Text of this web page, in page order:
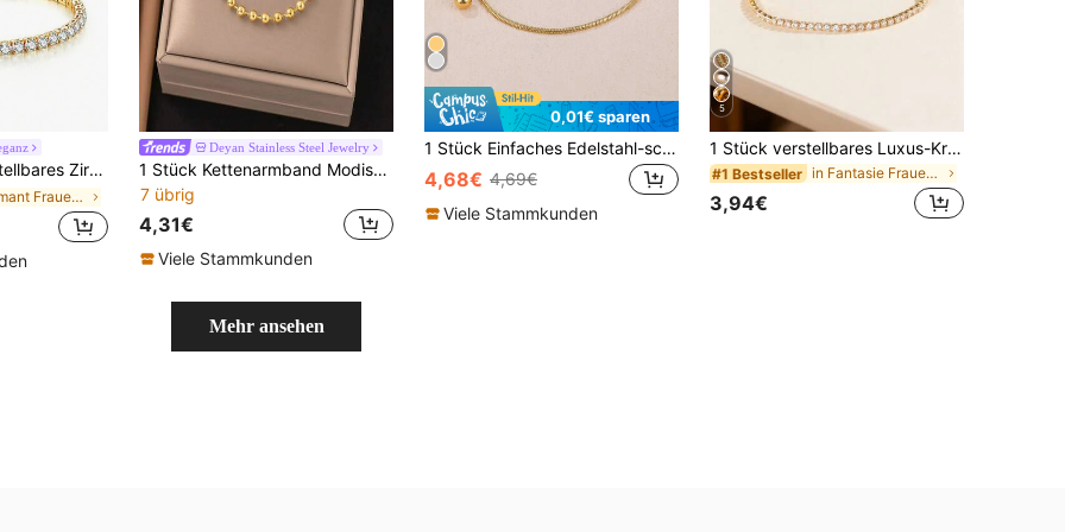
und Mädchen für den täglichen Gebrauch
in Diamant Frauen Armbänder
Deyan Stainless Steel Jewelry
1 Stück Kettenarmband Modisch Edelstahl Perle, Für Frauen
7 übrig
4,31€
Viele Stammkunden
0,01€ sparen
1 Stück Einfaches Edelstahl-schlangenknochen-kettenarmband Für Damen, Verstellbarer Kordelzug Und Schrumpfperlen, Ins-style-design
4,68€ 4,69€
Viele Stammkunden
5
1 Stück verstellbares Luxus-Kristall-Armband
#1 Bestseller in Fantasie Frauen Kette Armbänder
3,94€
Mehr ansehen